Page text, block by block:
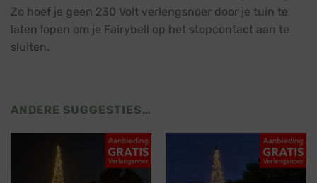
Zo hoef je geen 230 Volt verlengsnoer door je tuin te
laten lopen om je Fairybell op het stopcontact aan te
sluiten.
ANDERE SUGGESTIES…